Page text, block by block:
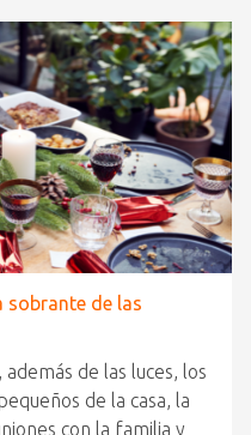
sobrante de las
de las luces, los
de la casa, la
con la familia y